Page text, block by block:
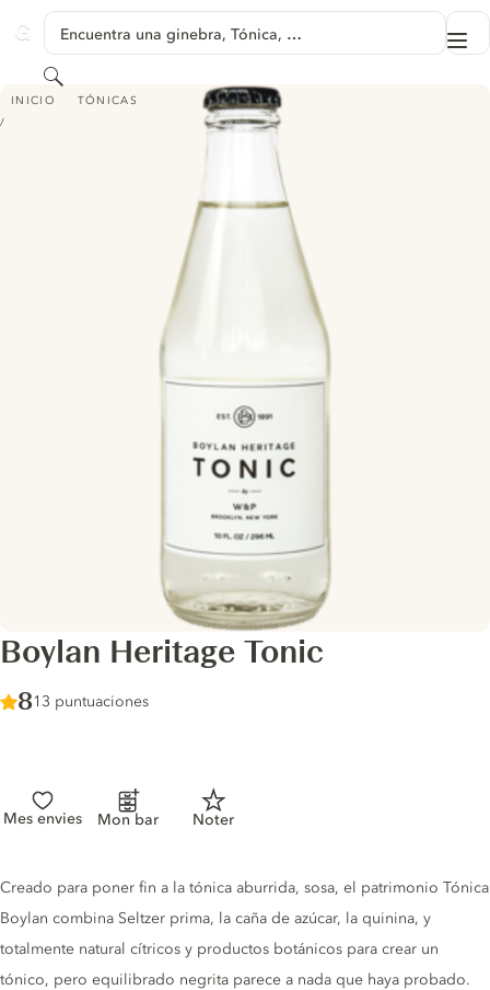
GINVENTORY
Encuentra una ginebra, Tónica, …
Buscar
INICIO TÓNICAS
BOYLAN HERITAGE TONIC
Boylan Heritage Tonic
Score :
8/ 10
13 puntuaciones
Mes envies Mon bar Noter
Tonic description
Creado para poner fin a la tónica aburrida, sosa, el patrimonio Tónica
Boylan combina Seltzer prima, la caña de azúcar, la quinina, y
totalmente natural cítricos y productos botánicos para crear un
tónico, pero equilibrado negrita parece a nada que haya probado.